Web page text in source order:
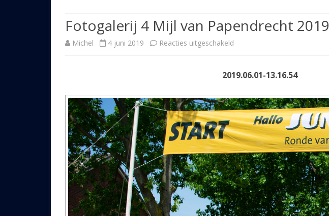
Fotogalerij 4 Mijl van Papendrecht 2019
Michel 4 juni 2019 Reacties uitgeschakeld
4
Mijl
van
Papendrecht
2019
2019.06.01-13.16.54